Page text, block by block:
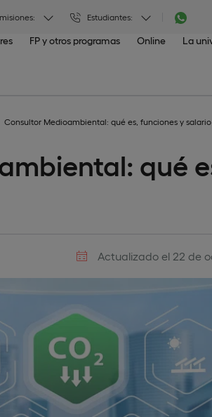
Estudiantes:
FP y otros programas Online La
Consultor Medioambiental: qué es, funciones y salario
qué
Actualizado el 22 de